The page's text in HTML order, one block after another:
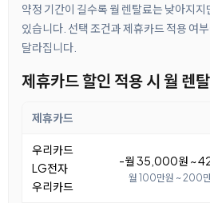
약정 기간이 길수록 월 렌탈료는 낮아지지
있습니다. 선택 조건과 제휴카드 적용 여
달라집니다.
제휴카드 할인 적용 시 월 렌
제휴카드
우리카드
LG전자
우리카드
-월 35,000원 ~
월 100만원 ~ 200만